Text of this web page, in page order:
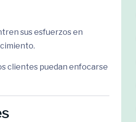
sus esfuerzos en
clientes puedan enfocarse